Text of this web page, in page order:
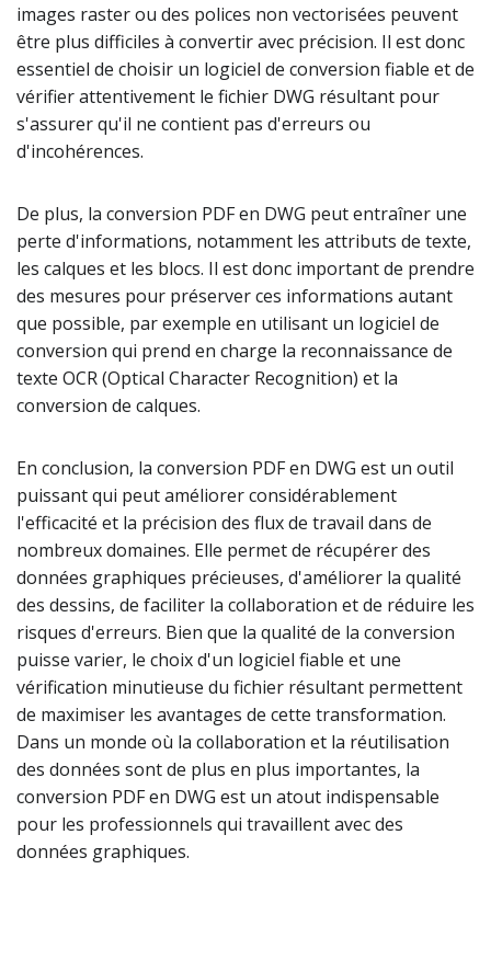
images raster ou des polices non vectorisées peuvent
être plus difficiles à convertir avec précision. Il est donc
essentiel de choisir un logiciel de conversion fiable et de
vérifier attentivement le fichier DWG résultant pour
s'assurer qu'il ne contient pas d'erreurs ou
d'incohérences.
De plus, la conversion PDF en DWG peut entraîner une
perte d'informations, notamment les attributs de texte,
les calques et les blocs. Il est donc important de prendre
des mesures pour préserver ces informations autant
que possible, par exemple en utilisant un logiciel de
conversion qui prend en charge la reconnaissance de
texte OCR (Optical Character Recognition) et la
conversion de calques.
En conclusion, la conversion PDF en DWG est un outil
puissant qui peut améliorer considérablement
l'efficacité et la précision des flux de travail dans de
nombreux domaines. Elle permet de récupérer des
données graphiques précieuses, d'améliorer la qualité
des dessins, de faciliter la collaboration et de réduire les
risques d'erreurs. Bien que la qualité de la conversion
puisse varier, le choix d'un logiciel fiable et une
vérification minutieuse du fichier résultant permettent
de maximiser les avantages de cette transformation.
Dans un monde où la collaboration et la réutilisation
des données sont de plus en plus importantes, la
conversion PDF en DWG est un atout indispensable
pour les professionnels qui travaillent avec des
données graphiques.